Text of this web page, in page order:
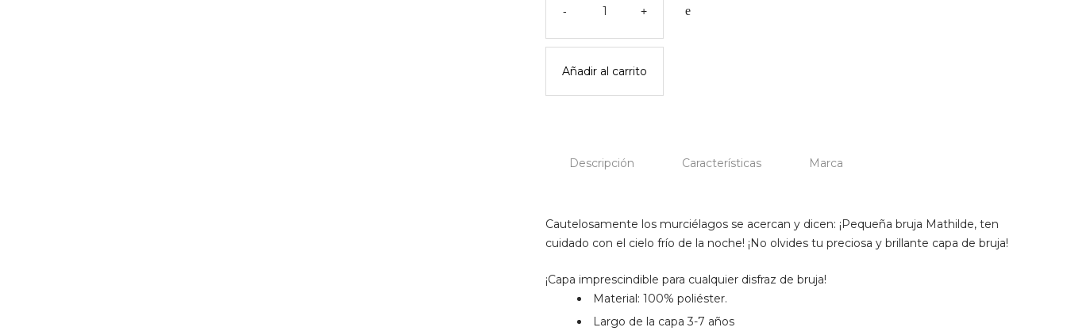
-
mathilde
souza
cantidad
+
Añadir al carrito
Descripción Características Marca
Cautelosamente los murciélagos se acercan y dicen: ¡Pequeña bruja Mathilde, ten
cuidado con el cielo frío de la noche! ¡No olvides tu preciosa y brillante capa de bruja!
¡Capa imprescindible para cualquier disfraz de bruja!
Material: 100% poliéster.
Largo de la capa 3-7 años